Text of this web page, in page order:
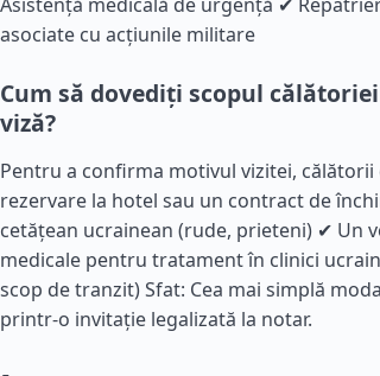
asociate cu acțiunile militare
Cum să dovediți scopul
viză?
Pentru a confirma motivul vizitei,
rezervare la hotel sau un contract de
cetățean ucrainean (rude, prieteni) ✔ Un
medicale pentru tratament în clinici
scop de tranzit) Sfat: Cea mai simplă
printr-o invitație legalizată la notar.